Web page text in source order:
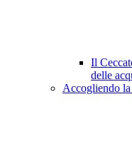
Il
delle
Accogliendo la